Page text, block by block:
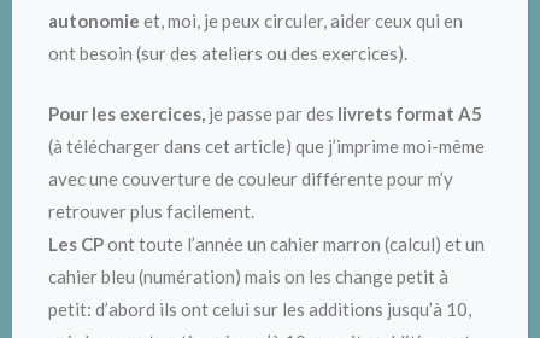
autonomie et, moi, je peux circuler, aider ceux qui en
ont besoin (sur des ateliers ou des exercices).
Pour les exercices, je passe par des livrets format A5
(à télécharger dans cet article) que j’imprime moi-même
avec une couverture de couleur différente pour m’y
retrouver plus facilement.
Les CPont toute l’année un cahier marron (calcul) et un
cahier bleu (numération) mais on les change petit à
petit: d’abord ils ont celui sur les additions jusqu’à 10,